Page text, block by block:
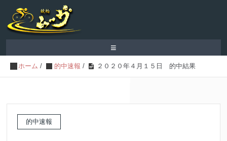
≡
ホーム / 的中速報 / ２０２０年４月１５日 的中結果
的中速報